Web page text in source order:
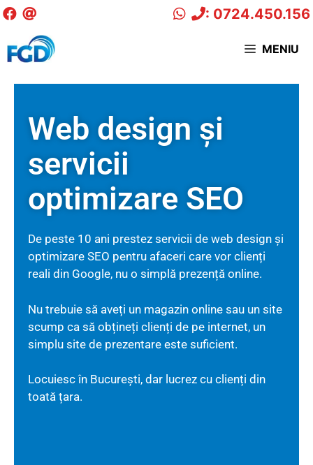
: 0724.450.156
MENIU
Web design și
servicii
optimizare SEO
De peste 10 ani prestez servicii de web design și
optimizare SEO pentru afaceri care vor clienți
reali din Google, nu o simplă prezență online.
Nu trebuie să aveți un magazin online sau un site
scump ca să obțineți clienți de pe internet, un
simplu site de prezentare este suficient.
Locuiesc în București, dar lucrez cu clienți din
toată țara.